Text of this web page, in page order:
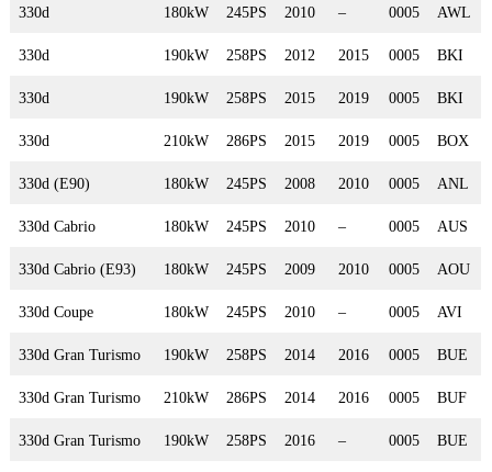
330d 180kW 245PS 2010 – 0005 AWL
330d 190kW 258PS 2012 2015 0005 BKI
330d 190kW 258PS 2015 2019 0005 BKI
330d 210kW 286PS 2015 2019 0005 BOX
330d (E90) 180kW 245PS 2008 2010 0005 ANL
330d Cabrio 180kW 245PS 2010 – 0005 AUS
330d Cabrio (E93) 180kW 245PS 2009 2010 0005 AOU
330d Coupe 180kW 245PS 2010 – 0005 AVI
330d Gran Turismo 190kW 258PS 2014 2016 0005 BUE
330d Gran Turismo 210kW 286PS 2014 2016 0005 BUF
330d Gran Turismo 190kW 258PS 2016 – 0005 BUE